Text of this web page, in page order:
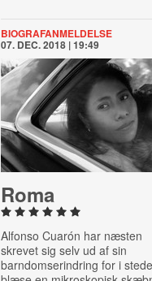
BIOGRAFANMELDELSE
07. DEC. 2018 | 19:49
Roma
Alfonso Cuarón har næsten
skrevet sig selv ud af sin
barndomserindring for i